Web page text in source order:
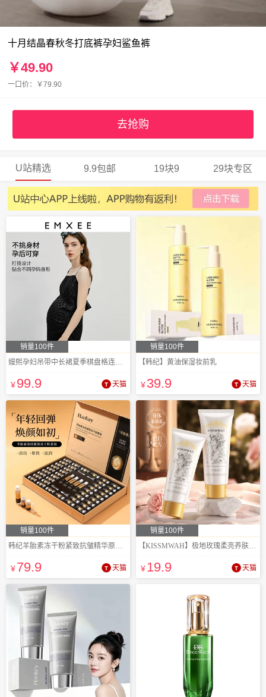
十月结晶春秋冬打底裤孕妇鲨鱼裤
￥49.90
一口价：￥79.90
去抢购
U站精选 9.9包邮 19块9 29块专区
销量100件
嫚熙孕妇吊带中长裙夏季棋盘格连衣裙
¥99.9 天猫
销量100件
【韩纪】黄油保湿妆前乳
¥39.9 天猫
销量100件
韩纪羊胎素冻干粉紧致抗皱精华原液44支
¥79.9 天猫
销量100件
【KISSMWAH】极地玫瑰柔亮养肤身体素颜霜
¥19.9 天猫